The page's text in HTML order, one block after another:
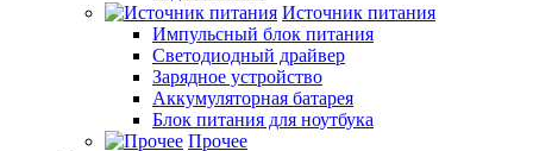
Источник питания
Импульсный блок питания
Светодиодный драйвер
Зарядное устройство
Аккумуляторная батарея
Блок питания для ноутбука
Прочее